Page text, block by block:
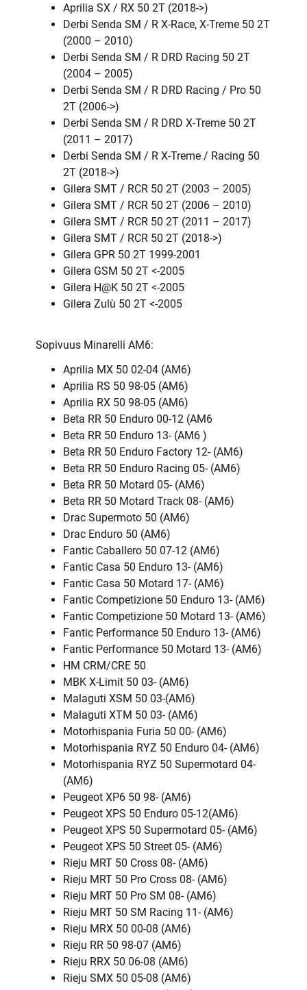
Aprilia SX / RX 50 2T (2018->)
Derbi Senda SM / R X-Race, X-Treme 50 2T
(2000 – 2010)
Derbi Senda SM / R DRD Racing 50 2T
(2004 – 2005)
Derbi Senda SM / R DRD Racing / Pro 50
2T (2006->)
Derbi Senda SM / R DRD X-Treme 50 2T
(2011 – 2017)
Derbi Senda SM / R X-Treme / Racing 50
2T (2018->)
Gilera SMT / RCR 50 2T (2003 – 2005)
Gilera SMT / RCR 50 2T (2006 – 2010)
Gilera SMT / RCR 50 2T (2011 – 2017)
Gilera SMT / RCR 50 2T (2018->)
Gilera GPR 50 2T 1999-2001
Gilera GSM 50 2T <-2005
Gilera H@K 50 2T <-2005
Gilera Zulù 50 2T <-2005
Sopivuus Minarelli AM6:
Aprilia MX 50 02-04 (AM6)
Aprilia RS 50 98-05 (AM6)
Aprilia RX 50 98-05 (AM6)
Beta RR 50 Enduro 00-12 (AM6
Beta RR 50 Enduro 13- (AM6 )
Beta RR 50 Enduro Factory 12- (AM6)
Beta RR 50 Enduro Racing 05- (AM6)
Beta RR 50 Motard 05- (AM6)
Beta RR 50 Motard Track 08- (AM6)
Drac Supermoto 50 (AM6)
Drac Enduro 50 (AM6)
Fantic Caballero 50 07-12 (AM6)
Fantic Casa 50 Enduro 13- (AM6)
Fantic Casa 50 Motard 17- (AM6)
Fantic Competizione 50 Enduro 13- (AM6)
Fantic Competizione 50 Motard 13- (AM6)
Fantic Performance 50 Enduro 13- (AM6)
Fantic Performance 50 Motard 13- (AM6)
HM CRM/CRE 50
MBK X-Limit 50 03- (AM6)
Malaguti XSM 50 03-(AM6)
Malaguti XTM 50 03- (AM6)
Motorhispania Furia 50 00- (AM6)
Motorhispania RYZ 50 Enduro 04- (AM6)
Motorhispania RYZ 50 Supermotard 04-
(AM6)
Peugeot XP6 50 98- (AM6)
Peugeot XPS 50 Enduro 05-12(AM6)
Peugeot XPS 50 Supermotard 05- (AM6)
Peugeot XPS 50 Street 05- (AM6)
Rieju MRT 50 Cross 08- (AM6)
Rieju MRT 50 Pro Cross 08- (AM6)
Rieju MRT 50 Pro SM 08- (AM6)
Rieju MRT 50 SM Racing 11- (AM6)
Rieju MRX 50 00-08 (AM6)
Rieju RR 50 98-07 (AM6)
Rieju RRX 50 06-08 (AM6)
Rieju SMX 50 05-08 (AM6)